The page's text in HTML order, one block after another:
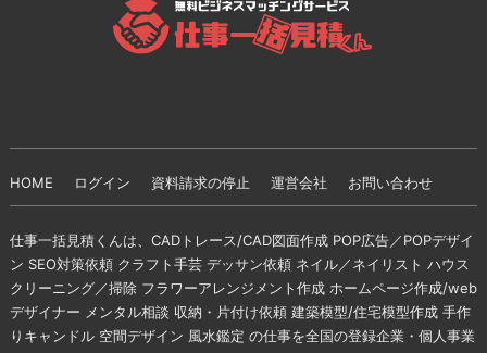
HOME ログイン 資料請求の停止 運営会社 お問い合わせ
仕事一括見積くんは、CADトレース/CAD図面作成 POP広告／POPデザイ
ン SEO対策依頼 クラフト手芸 デッサン依頼 ネイル／ネイリスト ハウス
クリーニング／掃除 フラワーアレンジメント作成 ホームページ作成/web
デザイナー メンタル相談 収納・片付け依頼 建築模型/住宅模型作成 手作
りキャンドル 空間デザイン 風水鑑定 の仕事を全国の登録企業・個人事業